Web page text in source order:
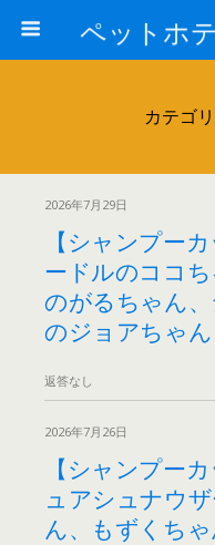
カテゴ
2026年7月29日
【シャンプー
ードルのココ
のがるちゃん
のジョアちゃん
返答なし
2026年7月26日
【シャンプー
ュアシュナウ
ん、もずくち